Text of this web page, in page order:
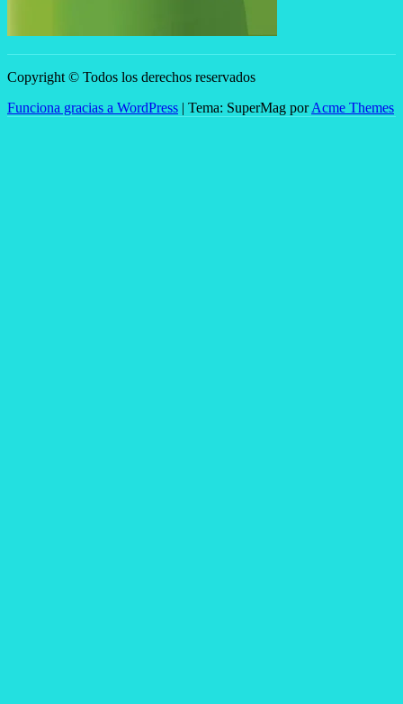
Copyright © Todos los derechos reservados
Funciona gracias a WordPress
Tema: SuperMag porAcme Themes